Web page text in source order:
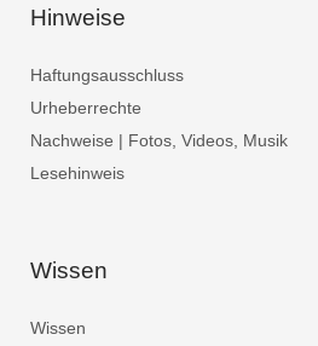
Hinweise
Haftungsausschluss
Urheberrechte
Nachweise | Fotos, Videos, Musik
Lesehinweis
Wissen
Wissen